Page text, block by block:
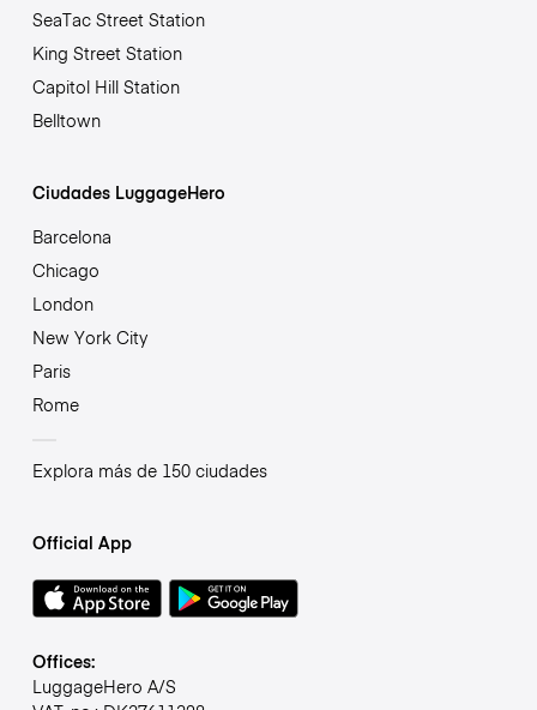
SeaTac Street Station
King Street Station
Capitol Hill Station
Belltown
Ciudades LuggageHero
Barcelona
Chicago
London
New York City
Paris
Rome
Explora más de 150 ciudades
Official App
Offices:
LuggageHero A/S